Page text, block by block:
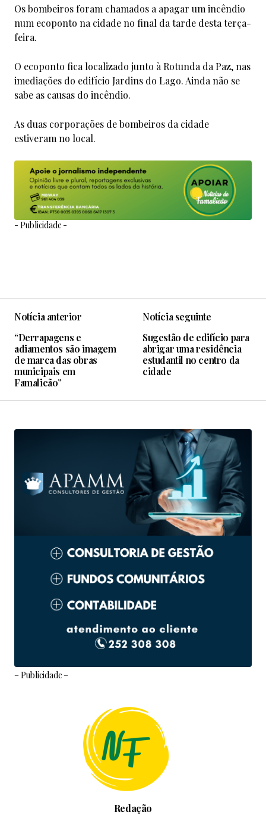
Os bombeiros foram chamados a apagar um incêndio
num ecoponto na cidade no final da tarde desta terça-
feira.
O ecoponto fica localizado junto à Rotunda da Paz, nas
imediações do edifício Jardins do Lago. Ainda não se
sabe as causas do incêndio.
As duas corporações de bombeiros da cidade
estiveram no local.
- Publicidade -
Notícia anterior
“Derrapagens e
adiamentos são imagem
de marca das obras
municipais em
Famalicão”
Notícia seguinte
Sugestão de edifício para
abrigar uma residência
estudantil no centro da
cidade
– Publicidade –
Redação